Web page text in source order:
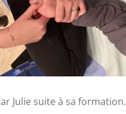
Julie suite à sa formation.